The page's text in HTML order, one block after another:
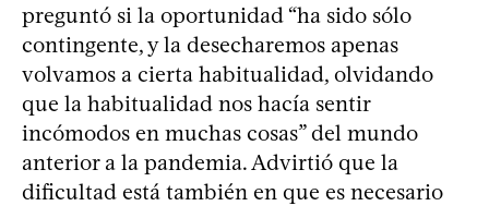
preguntó si la oportunidad “ha sido sólo
contingente, y la desecharemos apenas
volvamos a cierta habitualidad, olvidando
que la habitualidad nos hacía sentir
incómodos en muchas cosas” del mundo
anterior a la pandemia. Advirtió que la
dificultad está también en que es necesario